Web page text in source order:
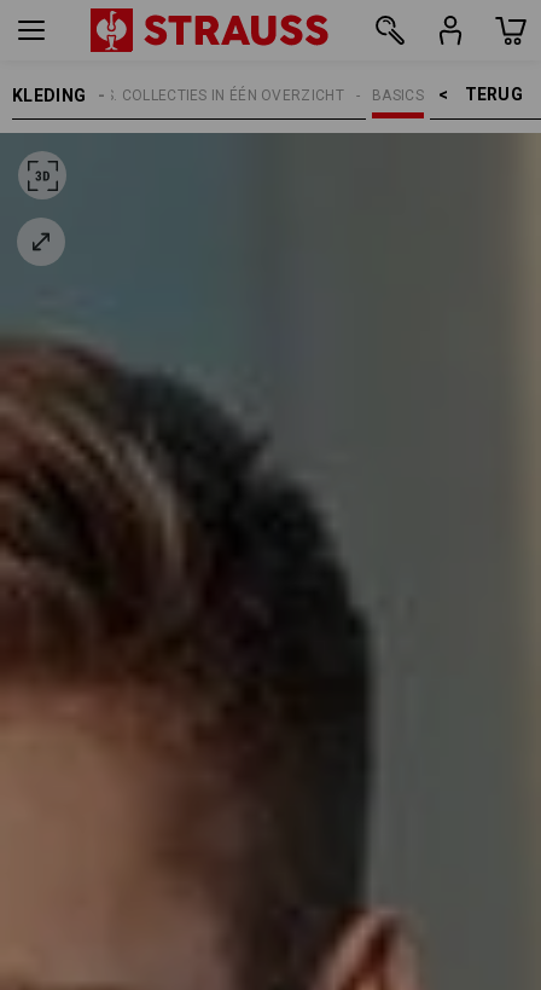
KLEDING TERUG    >
BASICS
E.S. COLLECTIES IN ÉÉN OVERZICHT